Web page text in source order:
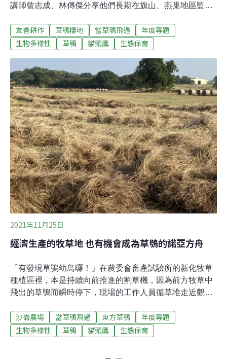
講師曾志成、林傳傑分享他們長期在旗山、燕巢地區監測
調農民是守護在地環境的重要角色。「我太太很喜歡鳥，
我們經常參加鳥會和協會的活動，也會關注草鴞保育的議
政府有友善草鴞的生態服務給付補助方案，他立刻就提出
申請。從2017年開始，高雄鳥會向國有財產署認養一塊在
燕巢的國有地，進行棲地經營管理。高雄鳥會總幹事林昆
海表示，認養棲地後開始做草鴞的生態調查、環境維護，
也和在地社區與農民互動，鼓勵民眾一起參與維護友善草
鴞的棲息環境。近幾年，高雄鳥會在南部地區透過認養國
有地、水公司土地等，實質經營管理鳥類棲地，守護了不
少珍貴野生動物的棲息環境，包括鳥松濕地、布袋鹽田濕
地以及美濃湖濕地等。當濕地環境變好，生態資
友善耕作 草鴞棲地 當草鴞飛過
年度專題
生物多樣性
草鴞 貓頭鷹 生態保育
2021年11月25日
經濟生產的牧草地 也有機會成為草鴞的諾亞方舟
「有發現草鴞幼鳥囉！」在農委會畜產試驗所的新化牧草
種植區裡，本是持續向前推進的割草機，因為前方牧草中
飛出的草鴞而瞬時停下，現場的工作人員循草堆走近觀
人也逐漸產生對環境的覺察與關心，這樣的轉變，源自於
臺南市野生動物保育學會總幹事曾翌碩先前的到訪與持續
沙崙農場 當草鴞飛過 東方草鴞
年度專題
生物多樣性
草鴞 貓頭鷹 生態保育